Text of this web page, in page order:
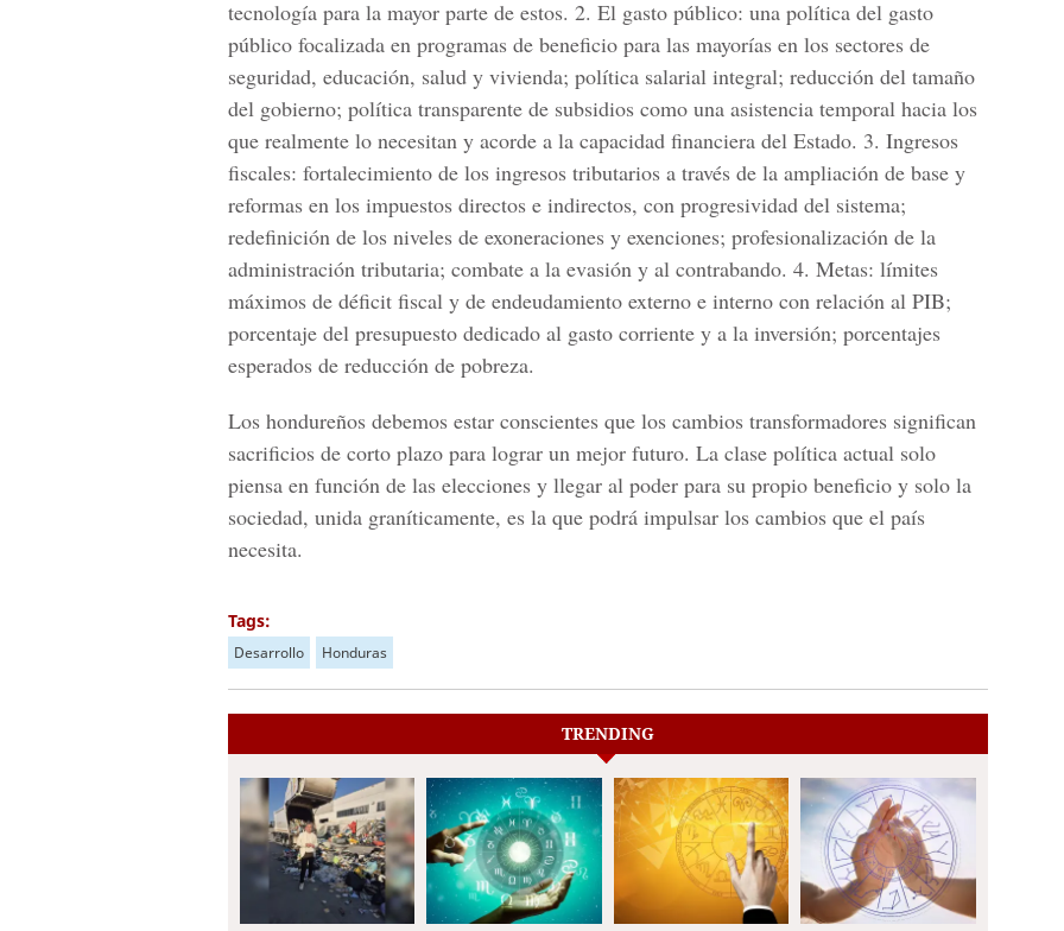
tecnología para la mayor parte de estos. 2. El gasto público: una política del gasto
público focalizada en programas de beneficio para las mayorías en los sectores de
seguridad, educación, salud y vivienda; política salarial integral; reducción del tamaño
del gobierno; política transparente de subsidios como una asistencia temporal hacia los
que realmente lo necesitan y acorde a la capacidad financiera del Estado. 3. Ingresos
fiscales: fortalecimiento de los ingresos tributarios a través de la ampliación de base y
reformas en los impuestos directos e indirectos, con progresividad del sistema;
redefinición de los niveles de exoneraciones y exenciones; profesionalización de la
administración tributaria; combate a la evasión y al contrabando. 4. Metas: límites
máximos de déficit fiscal y de endeudamiento externo e interno con relación al PIB;
porcentaje del presupuesto dedicado al gasto corriente y a la inversión; porcentajes
esperados de reducción de pobreza.
Los hondureños debemos estar conscientes que los cambios transformadores significan
sacrificios de corto plazo para lograr un mejor futuro. La clase política actual solo
piensa en función de las elecciones y llegar al poder para su propio beneficio y solo la
sociedad, unida graníticamente, es la que podrá impulsar los cambios que el país
necesita.
Tags:
Desarrollo Honduras
TRENDING